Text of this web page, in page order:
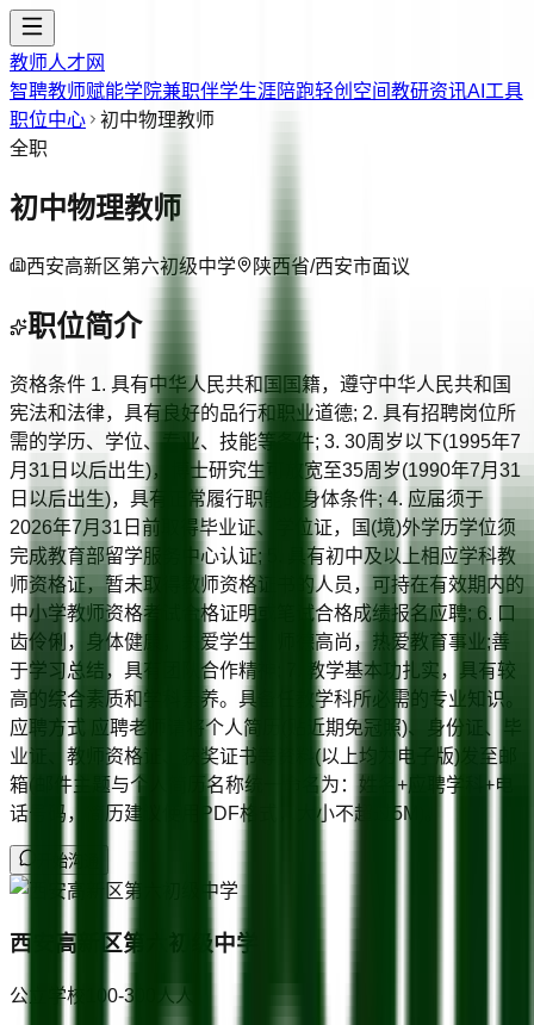
教师人才网
智聘教师赋能学院兼职伴学生涯陪跑轻创空间教研资讯AI工具
职位中心
初中物理教师
全职
初中物理教师
西安高新区第六初级中学 陕西省/西安市面议
职位简介
资格条件 1. 具有中华人民共和国国籍，遵守中华人民共和国
宪法和法律，具有良好的品行和职业道德; 2. 具有招聘岗位所
需的学历、学位、专业、技能等条件; 3. 30周岁以下(1995年7
月31日以后出生)，博士研究生可放宽至35周岁(1990年7月31
日以后出生)，具有正常履行职能的身体条件; 4. 应届须于
2026年7月31日前取得毕业证、学位证，国(境)外学历学位须
完成教育部留学服务中心认证; 5. 具有初中及以上相应学科教
师资格证，暂未取得教师资格证书的人员，可持在有效期内的
中小学教师资格考试合格证明或笔试合格成绩报名应聘; 6. 口
齿伶俐，身体健康，关爱学生，师德高尚，热爱教育事业;善
于学习总结，具有团队合作精神; 7. 教学基本功扎实，具有较
高的综合素质和学科素养。具备任教学科所必需的专业知识。
应聘方式 应聘老师请将个人简历(贴近期免冠照)、身份证、毕
业证、教师资格证、获奖证书等资料(以上均为电子版)发至邮
箱(邮件主题与个人简历名称统一命名为：姓名+应聘学科+电
话号码，简历建议使用PDF格式，大小不超过5M)。
开始沟通
西安高新区第六初级中学
公立学校 100-300人 人